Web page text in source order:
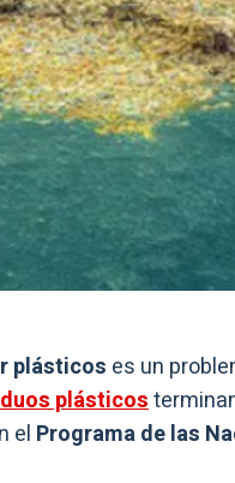
plásticos es un
plásticos
el Programa de las